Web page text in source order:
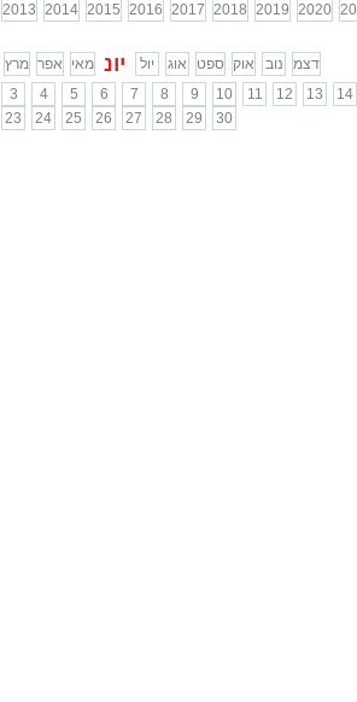
2013 2014 2015 2016 2017 2018 2019 2020
מרץ אפר מאי יונ יול אוג ספט אוק נוב
דצמ
3 4 5 6 7 8 9 10 11 12 13 14
23 24 25 26 27 28 29 30